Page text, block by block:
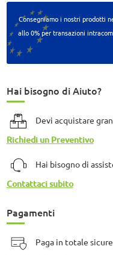
Consegniamo i nostri prodotti
allo 0% per transazioni
Hai bisogno di Aiuto?
Devi acquistare
Richiedi un Preventivo
Hai bisogno di
Contattaci subito
Pagamenti
Paga in totale